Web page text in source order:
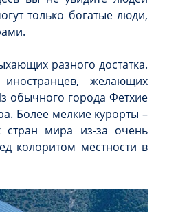
только богатые люди,
разного достатка.
желающих
обычного города Фетхие
Более мелкие курорты –
стран мира из-за очень
колоритом местности в